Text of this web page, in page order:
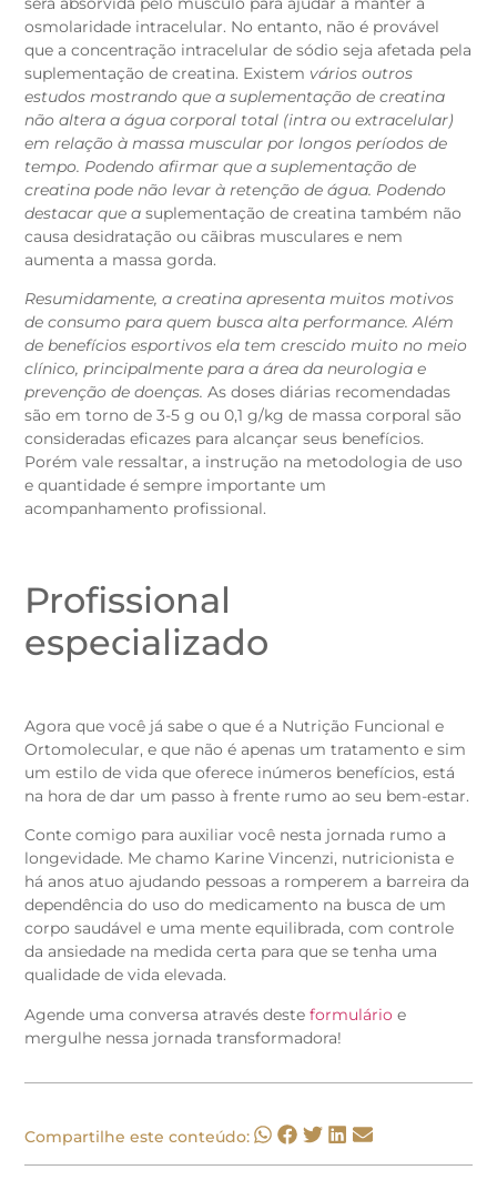
osmolaridade intracelular. No entanto, não é provável
que a concentração intracelular de sódio seja afetada pela
suplementação de creatina. Existem vários outros
estudos mostrando que a suplementação de creatina
não altera a água corporal total (intra ou extracelular)
em relação à massa muscular por longos períodos de
tempo. Podendo afirmar que a suplementação de
creatina pode não levar à retenção de água. Podendo
destacar que a suplementação de creatina também não
causa desidratação ou cãibras musculares e nem
aumenta a massa gorda.
Resumidamente, a creatina apresenta muitos motivos
de consumo para quem busca alta performance. Além
de benefícios esportivos ela tem crescido muito no meio
clínico, principalmente para a área da neurologia e
prevenção de doenças.As doses diárias recomendadas
são em torno de 3-5 g ou 0,1 g/kg de massa corporal são
consideradas eficazes para alcançar seus benefícios.
Porém vale ressaltar, a instrução na metodologia de uso
e quantidade é sempre importante um
acompanhamento profissional.
Profissional
especializado
Agora que você já sabe o que é a Nutrição Funcional e
Ortomolecular, e que não é apenas um tratamento e sim
um estilo de vida que oferece inúmeros benefícios, está
na hora de dar um passo à frente rumo ao seu bem-estar.
Conte comigo para auxiliar você nesta jornada rumo a
longevidade. Me chamo Karine Vincenzi, nutricionista e
há anos atuo ajudando pessoas a romperem a barreira da
dependência do uso do medicamento na busca de um
corpo saudável e uma mente equilibrada, com controle
da ansiedade na medida certa para que se tenha uma
qualidade de vida elevada.
Agende uma conversa através desteformulário e
mergulhe nessa jornada transformadora!
Compartilhe este conteúdo: